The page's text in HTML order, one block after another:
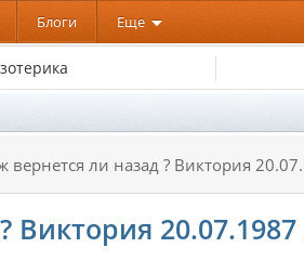
Блоги Еще
ли назад ? Виктория